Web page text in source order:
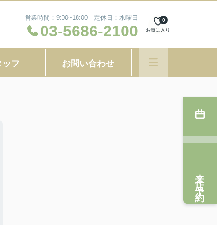
営業時間：9:00~18:00 定休日：水曜日
03-5686-2100 お気に入り
0
ッフ お問い合わせ
来店予約